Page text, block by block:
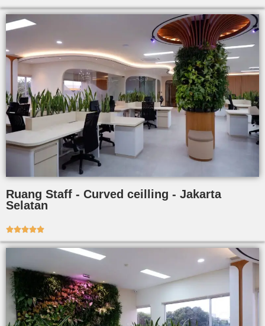
Ruang Staff - Curved ceilling - Jakarta
Selatan
